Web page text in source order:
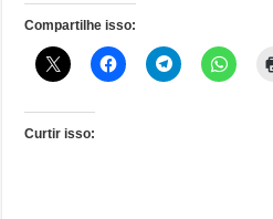
Compartilhe isso:
Curtir isso: